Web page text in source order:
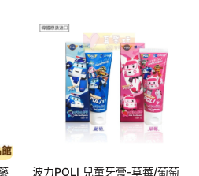
波力POLI 兒童牙膏-草莓/葡萄